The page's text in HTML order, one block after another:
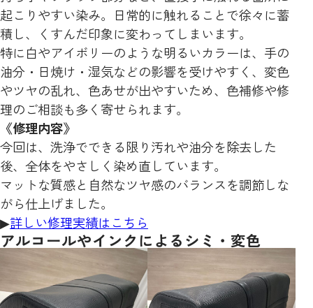
起こりやすい染み。日常的に触れることで徐々に蓄
積し、くすんだ印象に変わってしまいます。
特に白やアイボリーのような明るいカラーは、手の
油分・日焼け・湿気などの影響を受けやすく、変色
やツヤの乱れ、色あせが出やすいため、色補修や修
理のご相談も多く寄せられます。
《修理内容》
今回は、洗浄でできる限り汚れや油分を除去した
後、全体をやさしく染め直しています。
マットな質感と自然なツヤ感のバランスを調節しな
がら仕上げました。
▶詳しい修理実績はこちら
アルコールやインクによるシミ・変色